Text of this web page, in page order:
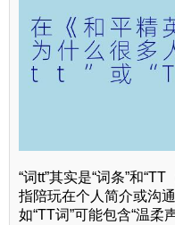
“词tt”其实是“词条”和
指陪玩在个人简介或沟
如“TT词”可能包含“温柔